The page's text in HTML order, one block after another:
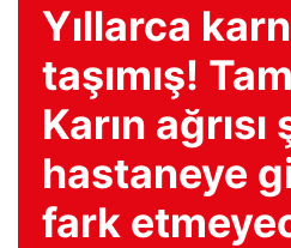
Yıllarca
taşımış!
Karın
hastaneye
fark